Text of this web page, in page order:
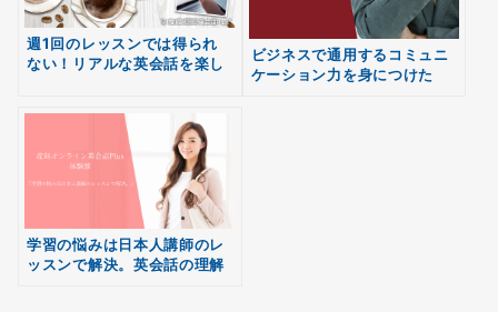
週1回のレッスンでは得られ
ない！リアルな英会話を楽し
ビジネスで通用するコミュニ
ケーション力を身につけた
学習の悩みは日本人講師のレ
ッスンで解決。英会話の理解
無料